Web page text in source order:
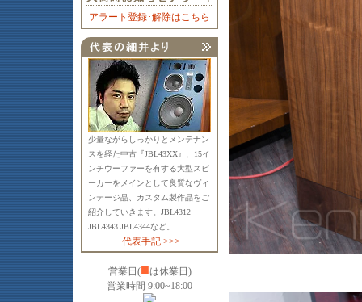
アラート登録･解除はこちら
少量ながらしっかりとメンテナン
スを経た中古『JBL43XX』、15イ
ンチウーファーを有する大型スピ
ーカーをメインとして良質なヴィ
ンテージ品、カスタム製作品をご
紹介していきます。JBL4312
JBL4343 JBL4344など。
代表手記 >>>
営業日(■は休業日)
営業時間 9:00~18:00